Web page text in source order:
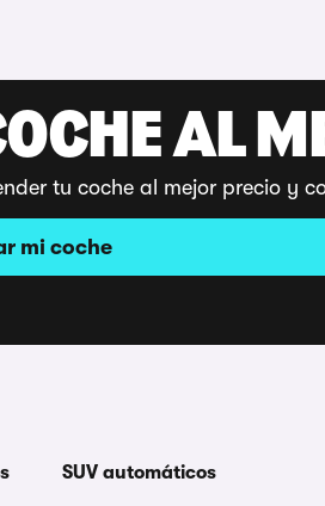
AL
tu coche al mejor precio y
mi coche
SUV automáticos